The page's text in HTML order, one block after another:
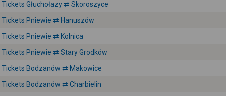
Tickets Głuchołazy ⇄ Skoroszyce
Tickets Pniewie ⇄ Hanuszów
Tickets Pniewie ⇄ Kolnica
Tickets Pniewie ⇄ Stary Grodków
Tickets Bodzanów ⇄ Makowice
Tickets Bodzanów ⇄ Charbielin